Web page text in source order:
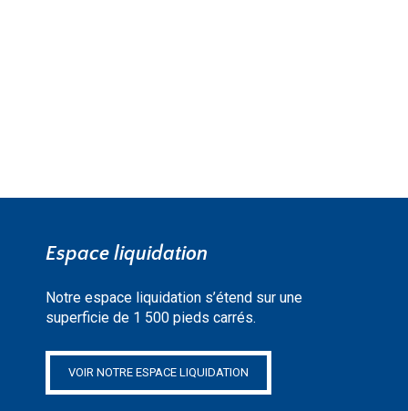
Espace liquidation
Notre espace liquidation s’étend sur une
superficie de 1 500 pieds carrés.
VOIR NOTRE ESPACE LIQUIDATION